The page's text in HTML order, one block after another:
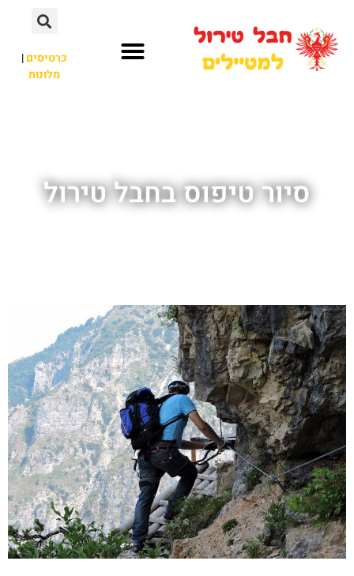
כרטיסים|
מלונות
סיור טיפוס בחבל טירול